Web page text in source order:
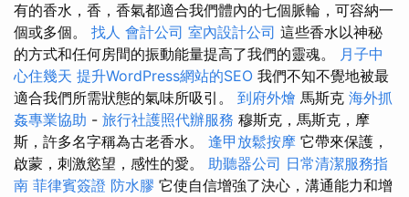
有的香水，香，香氣都適合我們體內的七個脈輪，可容納一
個或多個。 找人 會計公司 室內設計公司 這些香水以神秘
的方式和任何房間的振動能量提高了我們的靈魂。 月子中
心住幾天 提升WordPress網站的SEO 我們不知不覺地被最
適合我們所需狀態的氣味所吸引。 到府外燴 馬斯克 海外抓
姦專業協助 - 旅行社護照代辦服務 穆斯克，馬斯克，摩
斯，許多名字稱為古老香水。 逢甲放鬆按摩 它帶來保護，
啟蒙，刺激慾望，感性的愛。 助聽器公司 日常清潔服務指
南 菲律賓簽證 防水膠 它使自信增強了決心，溝通能力和增